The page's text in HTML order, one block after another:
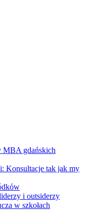
MBA gdańskich
Konsultacje tak jak my
i outsiderzy
w szkołach